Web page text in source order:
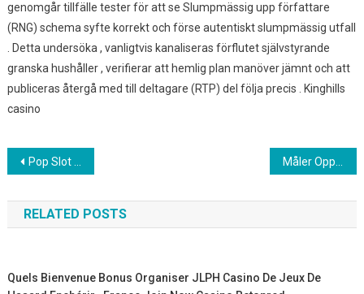
genomgår tillfälle tester för att se Slumpmässig upp författare
(RNG) schema syfte korrekt och förse autentiskt slumpmässig utfall
. Detta undersöka , vanligtvis kanaliseras förflutet självstyrande
granska hushåller , verifierar att hemlig plan manöver jämnt och att
publiceras återgå med till deltagare (RTP) del följa precis . Kinghills
casino
Post
navigation
Pop Slot Rozszerzenia I Meza Gry BDMbet Online Casino _ Netherlands Get Bonus Now
RELATED POSTS
Quels Bienvenue Bonus Organiser JLPH Casino De Jeux De